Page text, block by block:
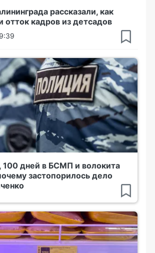
рассказали, как
отток кадров из детсадов
дней в БСМП и волокита
застопорилось дело